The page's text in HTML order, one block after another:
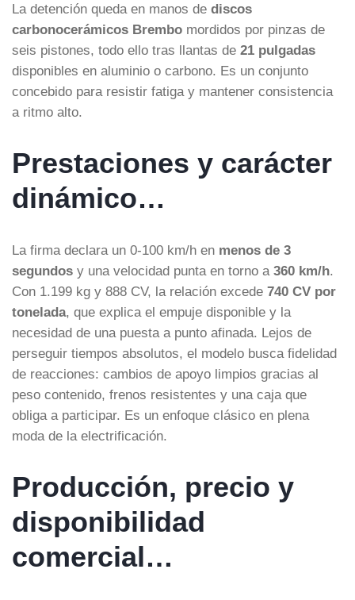
La detención queda en manos de discos
carbonocerámicos Brembo mordidos por pinzas de
seis pistones, todo ello tras llantas de 21 pulgadas
disponibles en aluminio o carbono. Es un conjunto
concebido para resistir fatiga y mantener consistencia
a ritmo alto.
Prestaciones y carácter
dinámico…
La firma declara un 0-100 km/h en menos de 3
segundos y una velocidad punta en torno a 360 km/h.
Con 1.199 kg y 888 CV, la relación excede 740 CV por
tonelada, que explica el empuje disponible y la
necesidad de una puesta a punto afinada. Lejos de
perseguir tiempos absolutos, el modelo busca fidelidad
de reacciones: cambios de apoyo limpios gracias al
peso contenido, frenos resistentes y una caja que
obliga a participar. Es un enfoque clásico en plena
moda de la electrificación.
Producción, precio y
disponibilidad
comercial…